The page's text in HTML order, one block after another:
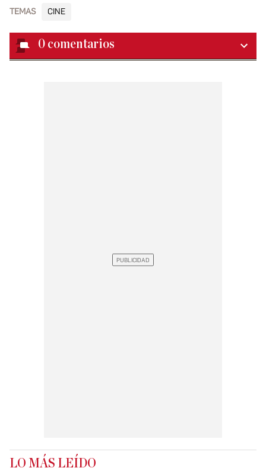
TEMAS CINE
0 comentarios
LO MÁS LEÍDO